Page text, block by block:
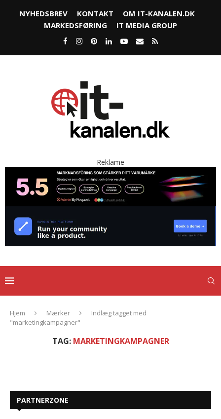
NYHEDSBREV KONTAKT
OM IT-KANALEN.DK
MARKEDSFØRING
IT MEDIA GROUP
Reklame
Hjem Mærker
Indlæg tagget med
"marketingkampagner"
TAG: MARKETINGKAMPAGNER
PARTNERZONE